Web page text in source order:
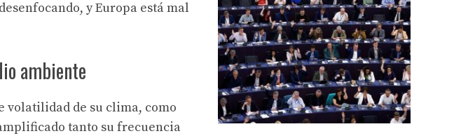
y Europa está mal
ambiente
volatilidad de su clima, como
tanto su frecuencia